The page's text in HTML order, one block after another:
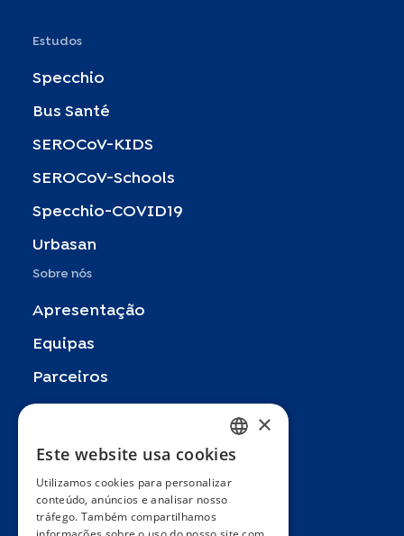
Estudos
Specchio
Bus Santé
SEROCoV-KIDS
SEROCoV-Schools
Specchio-COVID19
Urbasan
Sobre nós
Apresentação
Equipas
Parceiros
FAQ
Contacto
FRENCH
ENGLISH
SPANISH
×
Este website usa cookies
Utilizamos cookies para personalizar
conteúdo, anúncios e analisar nosso
tráfego. Também compartilhamos